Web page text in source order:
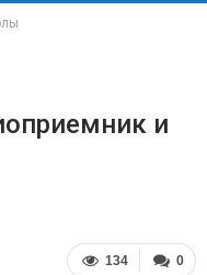
и
0
134